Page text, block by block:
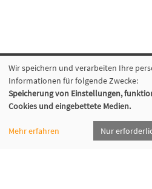
vhsrt · Volkshochschule
Spendhausstraße 6 | 72764
Wir speichern und verarbeiten Ihre
Informationen für folgende Zwecke:
Speicherung von Einstellungen,
Cookies und eingebettete Medien.
Mehr erfahren Nur